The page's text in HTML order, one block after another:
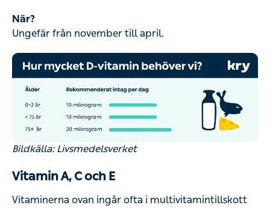
När?
Ungefär från november till april.
Bildkälla: Livsmedelsverket
Vitamin A, C och E
Vitaminerna ovan ingår ofta i multivitamintillskott